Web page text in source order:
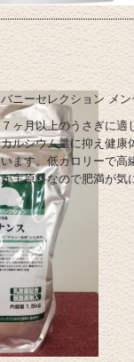
バニーセレクション メ
７ヶ月以上のうさぎに適
カルシウム量に抑え健康
います。低カロリーで高
が主原料なので肥満が気